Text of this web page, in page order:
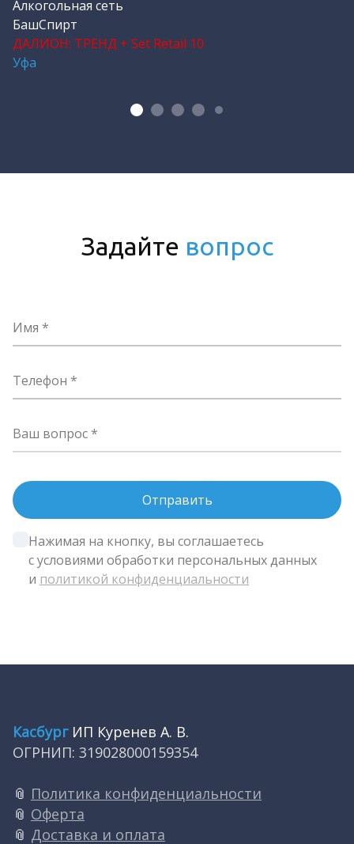
Алкогольная сеть
БашСпирт
ДАЛИОН: ТРЕНД + Set Retail 10
Уфа
Задайте вопрос
Имя
Телефон
Ваш вопрос
Нажимая на кнопку, вы соглашаетесь
с условиями обработки персональных данных
и политикой конфиденциальности
КасбургИП Куренев А. В.
ОГРНИП: 319028000159354
📎 Политика конфиденциальности
📎 Оферта
📎 Доставка и оплата